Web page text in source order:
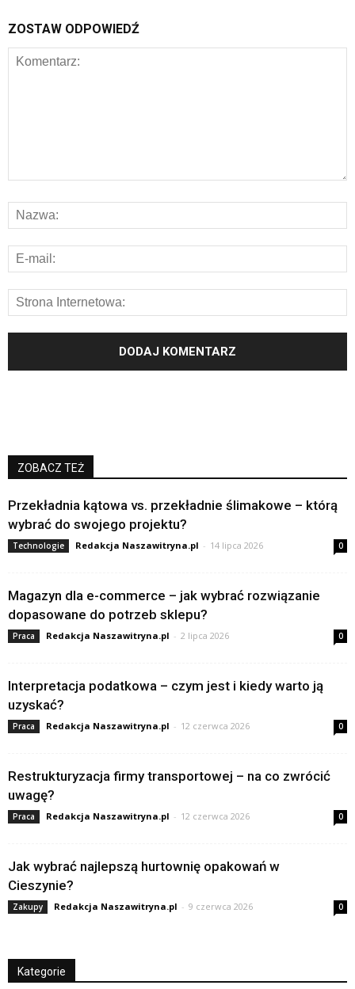
ZOSTAW ODPOWIEDŹ
ZOBACZ TEŻ
Przekładnia kątowa vs. przekładnie ślimakowe – którą
wybrać do swojego projektu?
Technologie Redakcja Naszawitryna.pl - 14 lipca 2026 0
Magazyn dla e-commerce – jak wybrać rozwiązanie
dopasowane do potrzeb sklepu?
Praca Redakcja Naszawitryna.pl - 2 lipca 2026 0
Interpretacja podatkowa – czym jest i kiedy warto ją
uzyskać?
Praca Redakcja Naszawitryna.pl - 12 czerwca 2026 0
Restrukturyzacja firmy transportowej – na co zwrócić
uwagę?
Praca Redakcja Naszawitryna.pl - 12 czerwca 2026 0
Jak wybrać najlepszą hurtownię opakowań w
Cieszynie?
Zakupy Redakcja Naszawitryna.pl - 9 czerwca 2026 0
Kategorie